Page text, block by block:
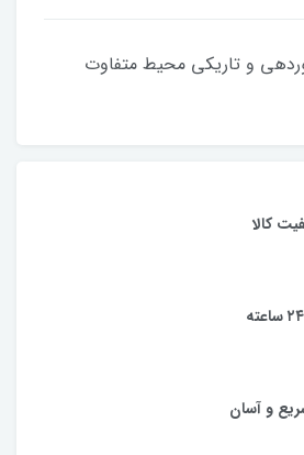
و تاریکی محیط متفاوت
کالا
و آسان